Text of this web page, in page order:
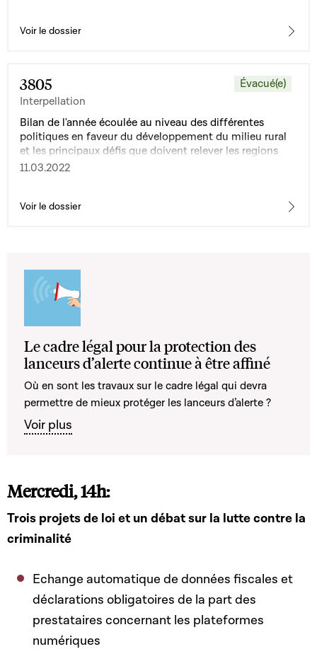
Voir le dossier
3805
Interpellation
Évacué(e)
Bilan de l'année écoulée au niveau des différentes
politiques en faveur du développement du milieu rural
et les principaux défis que doivent relever les regions
excentrées de notre pays
11.03.2022
Voir le dossier
Le cadre légal pour la protection des
lanceurs d’alerte continue à être affiné
Où en sont les travaux sur le cadre légal qui devra
permettre de mieux protéger les lanceurs d’alerte ?
Voir plus
Mercredi, 14h:
Trois projets de loi et un débat sur la lutte contre la
criminalité
Echange automatique de données fiscales et
déclarations obligatoires de la part des
prestataires concernant les plateformes
numériques